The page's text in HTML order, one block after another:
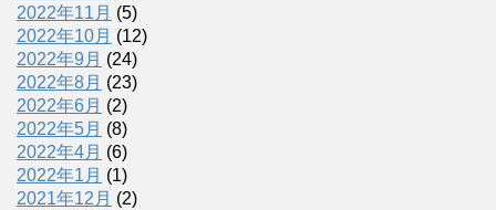
2022年11月 (5)
2022年10月 (12)
2022年9月 (24)
2022年8月 (23)
2022年6月 (2)
2022年5月 (8)
2022年4月 (6)
2022年1月 (1)
2021年12月 (2)